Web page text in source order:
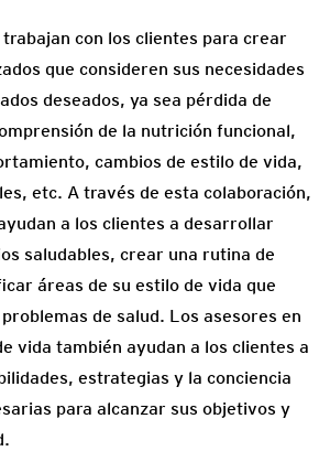
con los clientes para crear
que consideren sus necesidades
deseados, ya sea pérdida de
de la nutrición funcional,
cambios de estilo de vida,
etc. A través de esta colaboración,
a los clientes a desarrollar
saludables, crear una rutina de
áreas de su estilo de vida que
de salud. Los asesores en
vida también ayudan a los clientes a
estrategias y la conciencia
para alcanzar sus objetivos y